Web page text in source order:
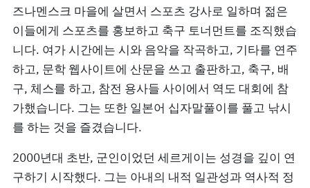
즈나멘스크 마을에 살면서 스포츠 강사로 일하며 젊은
이들에게 스포츠를 홍보하고 축구 토너먼트를 조직했습
니다. 여가 시간에는 시와 음악을 작곡하고, 기타를 연주
하고, 문학 웹사이트에 산문을 쓰고 출판하고, 축구, 배
구, 체스를 하고, 참전 용사들 사이에서 역도 대회에 참
가했습니다. 그는 또한 일본어 십자말풀이를 풀고 낚시
를 하는 것을 즐겼습니다.
2000년대 초반, 군인이었던 세르게이는 성경을 깊이 연
구하기 시작했다. 그는 아내의 내적 일관성과 역사적 정